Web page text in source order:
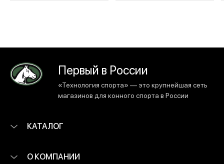
Первый в России
«Технология спорта» — это крупнейшая сеть
магазинов для конного спорта в России
КАТАЛОГ
О КОМПАНИИ